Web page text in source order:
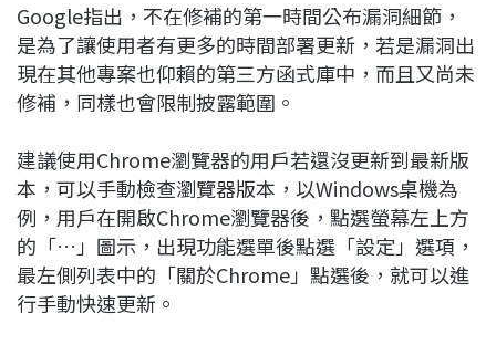
Google指出，不在修補的第一時間公布漏洞細節，
是為了讓使用者有更多的時間部署更新，若是漏洞出
現在其他專案也仰賴的第三方函式庫中，而且又尚未
修補，同樣也會限制披露範圍。
建議使用Chrome瀏覽器的用戶若還沒更新到最新版
本，可以手動檢查瀏覽器版本，以Windows桌機為
例，用戶在開啟Chrome瀏覽器後，點選螢幕左上方
的「…」圖示，出現功能選單後點選「設定」選項，
最左側列表中的「關於Chrome」點選後，就可以進
行手動快速更新。